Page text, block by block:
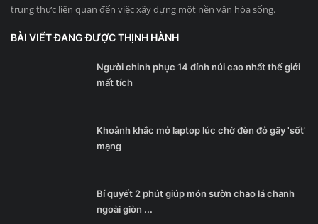
trung thực liên quan đến việc xây dựng một nền văn hóa sống.
BÀI VIẾT ĐANG ĐƯỢC THỊNH HÀNH
Người chinh phục 14 đỉnh núi cao nhất thế giới
mất tích
Khoảnh khắc mở laptop lúc chờ đèn đỏ gây 'sốt'
mạng
Bí quyết 2 phút giúp món sườn chao lá chanh
ngoài giòn ...